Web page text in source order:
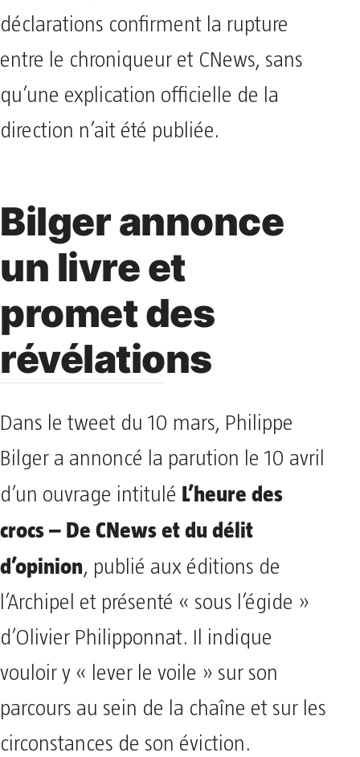
déclarations confirment la rupture
entre le chroniqueur et CNews, sans
qu’une explication officielle de la
direction n’ait été publiée.
Bilger annonce
un livre et
promet des
révélations
Dans le tweet du 10 mars, Philippe
Bilger a annoncé la parution le 10 avril
d’un ouvrage intitulé L’heure des
crocs – De CNews et du délit
d’opinion, publié aux éditions de
l’Archipel et présenté « sous l’égide »
d’Olivier Philipponnat. Il indique
vouloir y « lever le voile » sur son
parcours au sein de la chaîne et sur les
circonstances de son éviction.